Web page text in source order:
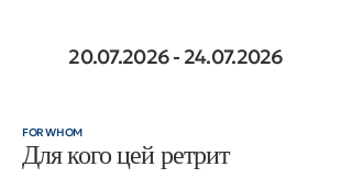
20.07.2026 - 24.07.2026
FOR WHOM
Для кого цей ретрит